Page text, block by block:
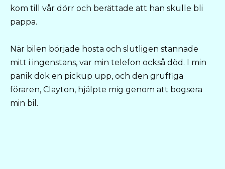
kom till vår dörr och berättade att han skulle bli
pappa.
När bilen började hosta och slutligen stannade
mitt i ingenstans, var min telefon också död. I min
panik dök en pickup upp, och den gruffiga
föraren, Clayton, hjälpte mig genom att bogsera
min bil.